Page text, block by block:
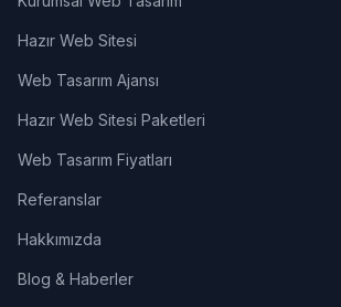
Hazır Web Sitesi
Web Tasarım Ajansı
Hazır Web Sitesi Paketleri
Web Tasarım Fiyatları
Referanslar
Hakkımızda
Blog & Haberler